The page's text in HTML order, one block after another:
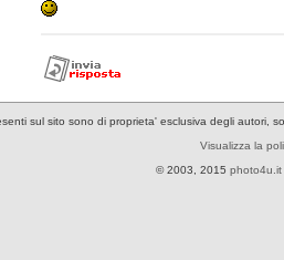
sul sito sono di proprieta' esclusiva degli autori,
Visualizza la
© 2003, 2015 photo4u.it